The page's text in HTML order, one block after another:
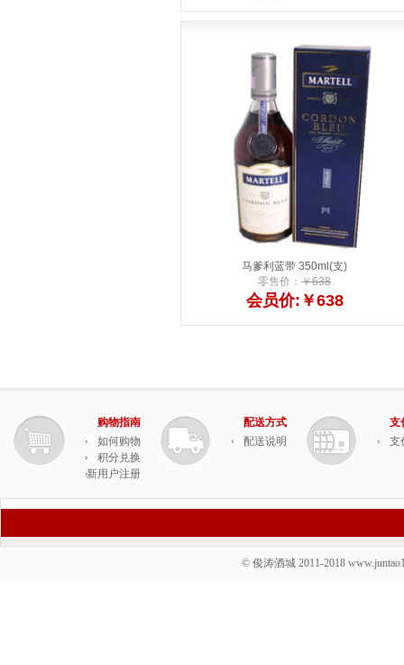
马爹利蓝带 350ml(支)
零售价： ￥638
会员价:￥638
购物指南
如何购物
积分兑换
新用户注册
配送方式
配送说明
支
支
© 俊涛酒城 2011-2018